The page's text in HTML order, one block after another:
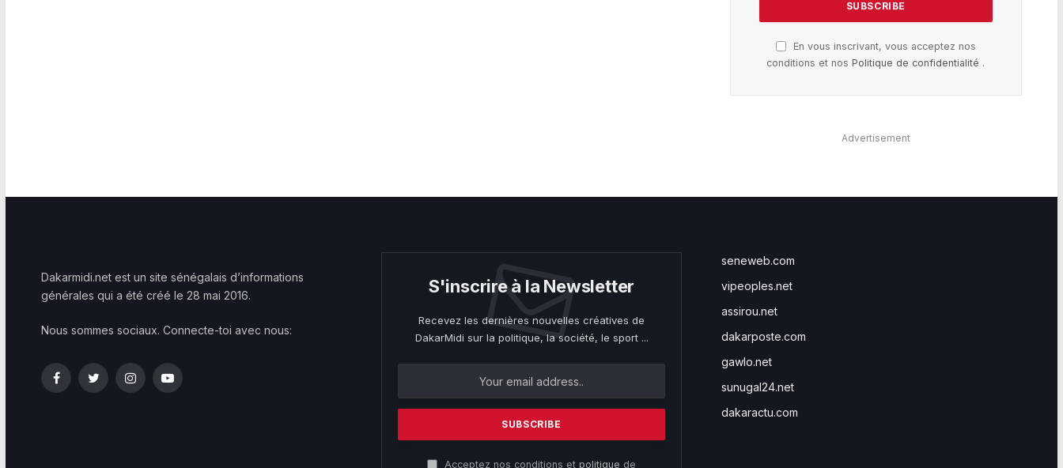
En vous inscrivant, vous acceptez nos
conditions et nosPolitique de confidentialité .
Advertisement
Dakarmidi.net est un site sénégalais d’informations
générales qui a été créé le 28 mai 2016.
Nous sommes sociaux. Connecte-toi avec nous:
FacebookTwitterInstagramYouTube
S'inscrire à la Newsletter
Recevez les dernières nouvelles créatives de
DakarMidi sur la politique, la société, le sport ...
Acceptez nos conditions et politique de
seneweb.com
vipeoples.net
assirou.net
dakarposte.com
gawlo.net
sunugal24.net
dakaractu.com